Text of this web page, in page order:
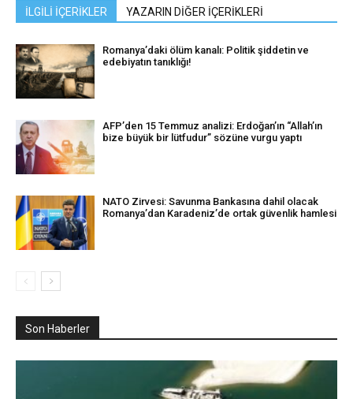
İLGİLİ İÇERİKLER YAZARIN DİĞER İÇERİKLERİ
Romanya’daki ölüm kanalı: Politik şiddetin ve
edebiyatın tanıklığı!
AFP’den 15 Temmuz analizi: Erdoğan’ın “Allah’ın
bize büyük bir lütfudur” sözüne vurgu yaptı
NATO Zirvesi: Savunma Bankasına dahil olacak
Romanya’dan Karadeniz’de ortak güvenlik hamlesi
Son Haberler